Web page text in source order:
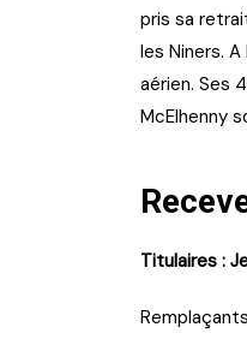
pris sa
les Niners.
aérien. Ses
McElhenny
Titulaires :